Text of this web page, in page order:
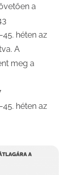
a
héten az
A
meg a
héten az